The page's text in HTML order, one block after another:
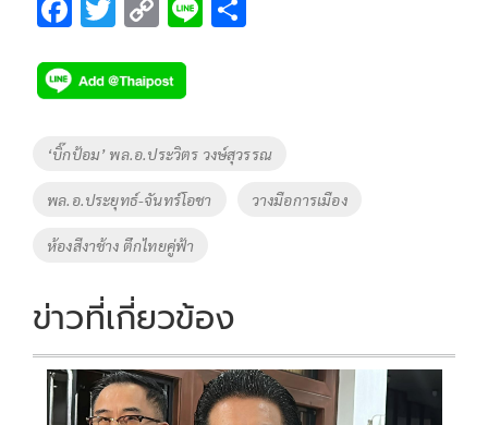
F
e
b
o
k
T
tt
er
C
p
y
Li
n
k
Li
Tags
‘บิ๊กป้อม’ พล.อ.ประวิตร วงษ์สุวรรณ
พล.อ.ประยุทธ์-จันทร์โอชา วางมือการเมือง
ห้องสีงาช้าง ตึกไทยคู่ฟ้า
ข่าวที่เกี่ยวข้อง